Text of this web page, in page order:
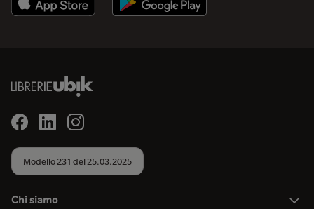
Modello 231 del 25.03.2025
Chi siamo